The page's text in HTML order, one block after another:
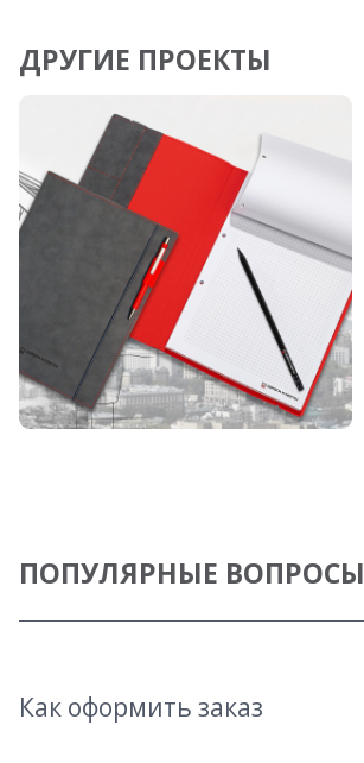
ДРУГИЕ ПРОЕКТЫ
ПОПУЛЯРНЫЕ ВОПРОСЫ
Как оформить заказ